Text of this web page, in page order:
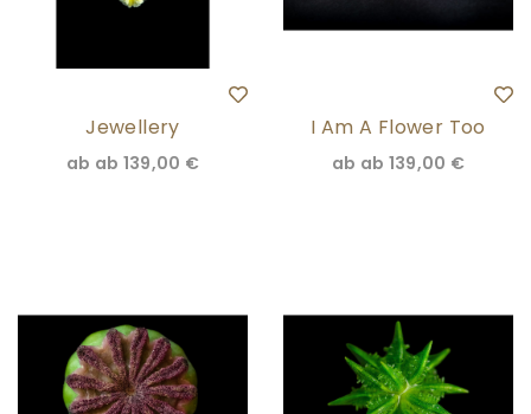
Jewellery
ab ab 139,00 €
I Am A Flower Too
ab ab 139,00 €